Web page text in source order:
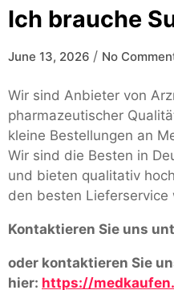
Ich brauche
June 13, 2026 / No
Wir sind Anbieter von
pharmazeutischer
kleine Bestellungen an
Wir sind die Besten in
und bieten qualitativ
den besten Lieferservice
Kontaktieren Sie uns
oder kontaktieren Sie
hier: https://